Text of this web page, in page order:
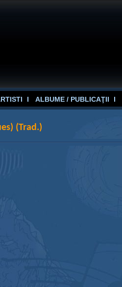
ALBUME / PUBLICAŢII
(Trad.)